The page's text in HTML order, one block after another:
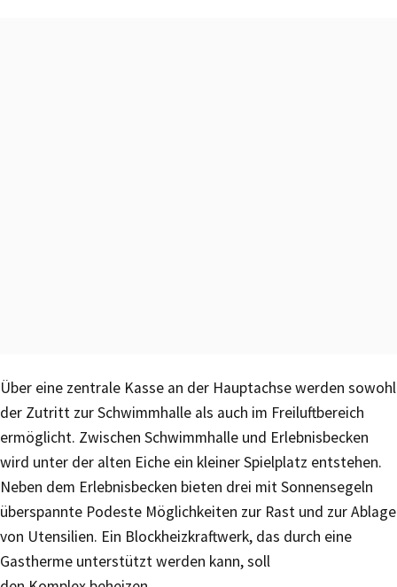
Über eine zentrale Kasse an der Hauptachse werden sowohl
der Zutritt zur Schwimmhalle als auch im Freiluftbereich
ermöglicht. Zwischen Schwimmhalle und Erlebnisbecken
wird unter der alten Eiche ein kleiner Spielplatz entstehen.
Neben dem Erlebnisbecken bieten drei mit Sonnensegeln
überspannte Podeste Möglichkeiten zur Rast und zur Ablage
von Utensilien. Ein Blockheizkraftwerk, das durch eine
Gastherme unterstützt werden kann, soll